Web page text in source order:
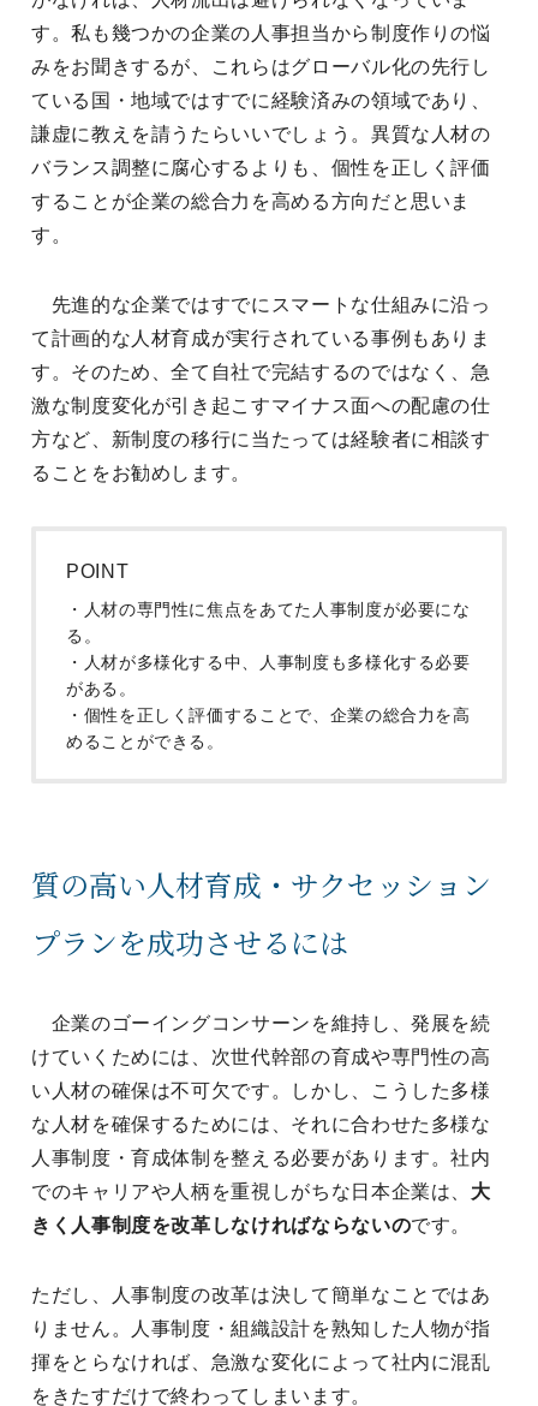
す。私も幾つかの企業の人事担当から制度作りの悩
みをお聞きするが、これらはグローバル化の先行し
ている国・地域ではすでに経験済みの領域であり、
謙虚に教えを請うたらいいでしょう。異質な人材の
バランス調整に腐心するよりも、個性を正しく評価
することが企業の総合力を高める方向だと思いま
す。
先進的な企業ではすでにスマートな仕組みに沿っ
て計画的な人材育成が実行されている事例もありま
す。そのため、全て自社で完結するのではなく、急
激な制度変化が引き起こすマイナス面への配慮の仕
方など、新制度の移行に当たっては経験者に相談す
ることをお勧めします。
POINT
・人材の専門性に焦点をあてた人事制度が必要にな
る。
・人材が多様化する中、人事制度も多様化する必要
がある。
・個性を正しく評価することで、企業の総合力を高
めることができる。
質の高い人材育成・サクセッション
プランを成功させるには
企業のゴーイングコンサーンを維持し、発展を続
けていくためには、次世代幹部の育成や専門性の高
い人材の確保は不可欠です。しかし、こうした多様
な人材を確保するためには、それに合わせた多様な
人事制度・育成体制を整える必要があります。社内
でのキャリアや人柄を重視しがちな日本企業は、 大
きく人事制度を改革しなければならないのです。
ただし、人事制度の改革は決して簡単なことではあ
りません。人事制度・組織設計を熟知した人物が指
揮をとらなければ、急激な変化によって社内に混乱
をきたすだけで終わってしまいます。